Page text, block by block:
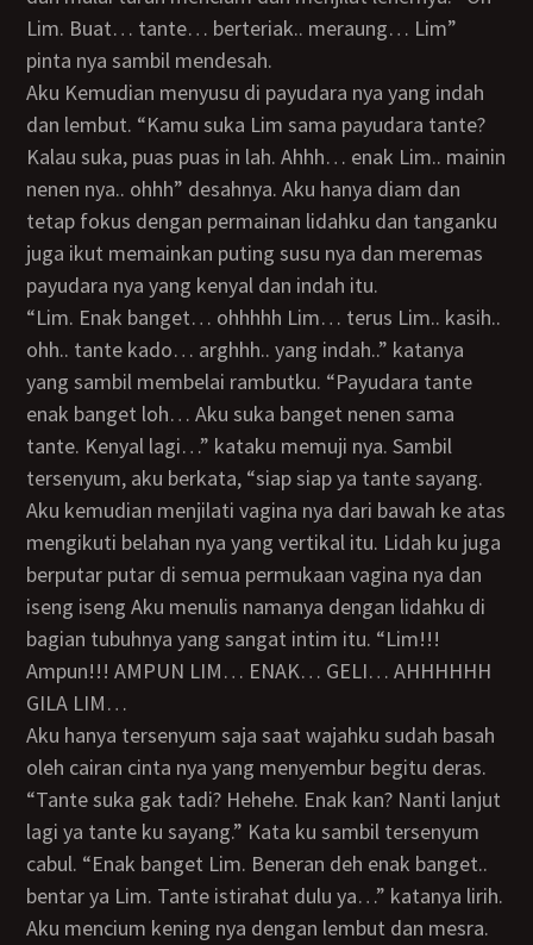
Lim. Buat… tante… berteriak.. meraung… Lim”
pinta nya sambil mendesah.
Aku Kemudian menyusu di payudara nya yang indah
dan lembut. “Kamu suka Lim sama payudara tante?
Kalau suka, puas puas in lah. Ahhh… enak Lim.. mainin
nenen nya.. ohhh” desahnya. Aku hanya diam dan
tetap fokus dengan permainan lidahku dan tanganku
juga ikut memainkan puting susu nya dan meremas
payudara nya yang kenyal dan indah itu.
“Lim. Enak banget… ohhhhh Lim… terus Lim.. kasih..
ohh.. tante kado… arghhh.. yang indah..” katanya
yang sambil membelai rambutku. “Payudara tante
enak banget loh… Aku suka banget nenen sama
tante. Kenyal lagi…” kataku memuji nya. Sambil
tersenyum, aku berkata, “siap siap ya tante sayang.
Aku kemudian menjilati vagina nya dari bawah ke atas
mengikuti belahan nya yang vertikal itu. Lidah ku juga
berputar putar di semua permukaan vagina nya dan
iseng iseng Aku menulis namanya dengan lidahku di
bagian tubuhnya yang sangat intim itu. “Lim!!!
Ampun!!! AMPUN LIM… ENAK… GELI… AHHHHHH
GILA LIM…
Aku hanya tersenyum saja saat wajahku sudah basah
oleh cairan cinta nya yang menyembur begitu deras.
“Tante suka gak tadi? Hehehe. Enak kan? Nanti lanjut
lagi ya tante ku sayang.” Kata ku sambil tersenyum
cabul. “Enak banget Lim. Beneran deh enak banget..
bentar ya Lim. Tante istirahat dulu ya…” katanya lirih.
Aku mencium kening nya dengan lembut dan mesra.